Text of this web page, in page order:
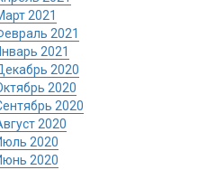
2021
2021
2021
2020
2020
2020
2020
2020
2020